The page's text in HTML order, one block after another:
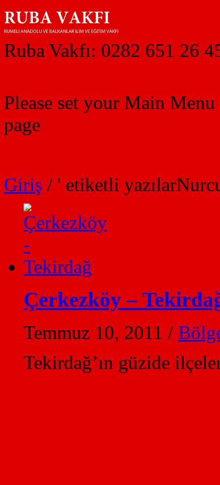
Ruba Vakfı: 0282 651 26
Please set your Main
page
Giriş / ' etiketli
Çerkezköy –
Temmuz 10, 2011 /
Tekirdağ’ın güzide